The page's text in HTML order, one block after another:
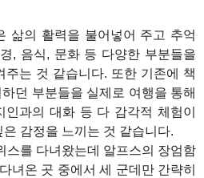
삶의 활력을 불어넣어 주고 추억
, 음식, 문화 등 다양한 부분들을
주는 것 같습니다. 또한 기존에 책
던 부분들을 실제로 여행을 통해
과의 대화 등 다 감각적 체험이
감정을 느끼는 것 같습니다.
스를 다녀왔는데 알프스의 장엄함
녀온 곳 중에서 세 군데만 간략히